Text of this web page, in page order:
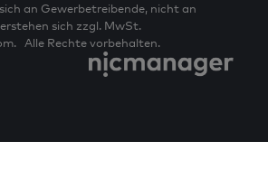
an Gewerbetreibende, nicht an
sich zzgl. MwSt.
Alle Rechte vorbehalten.